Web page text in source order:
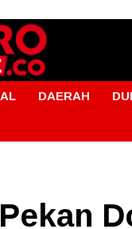
DAERAH